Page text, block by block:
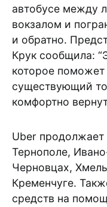
автобусе между
вокзалом и
и обратно.
Крук сообщила:
которое
существующий
комфортно
Uber продолжает
Тернополе,
Черновцах,
Кременчуге.
средств на